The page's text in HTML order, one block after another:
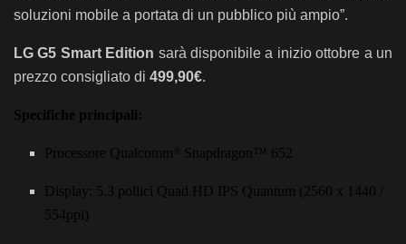
soluzioni mobile a portata di un pubblico più ampio”.
LG G5 Smart Edition sarà disponibile a inizio ottobre a un
prezzo consigliato di 499,90€.
Specifiche principali:
Processore Qualcomm Snapdragon™ 652
Display: 5.3 pollici Quad HD IPS Quantum (2560 x 1440 /
554ppi)